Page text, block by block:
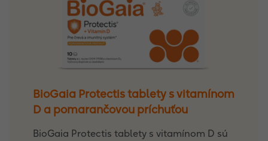
BioGaia Protectis tablety s vitamínom
D a pomarančovou príchuťou
BioGaia Protectis tablety s vitamínom D sú